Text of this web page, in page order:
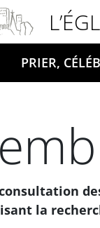
Votre
PRIER,
la
cookies